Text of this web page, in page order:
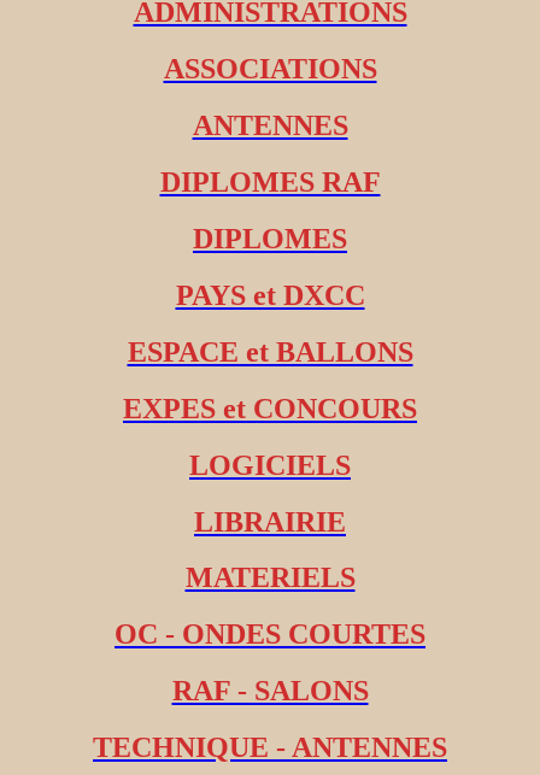
ADMINISTRATIONS
ASSOCIATIONS
ANTENNES
DIPLOMES RAF
DIPLOMES
PAYS et DXCC
ESPACE et BALLONS
EXPES et CONCOURS
LOGICIELS
LIBRAIRIE
MATERIELS
OC - ONDES COURTES
RAF - SALONS
TECHNIQUE - ANTENNES